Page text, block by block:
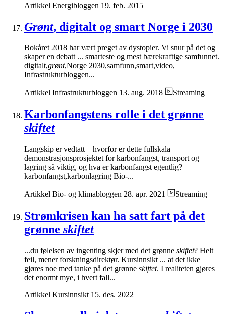
Artikkel Energibloggen 19. feb. 2015
Grønt, digitalt og smart Norge i 2030
Bokåret 2018 har vært preget av dystopier. Vi snur på det og
skaper en debatt ... smarteste og mest bærekraftige samfunnet.
digitalt,grønt,Norge 2030,samfunn,smart,video,
Infrastrukturbloggen...
Artikkel Infrastrukturbloggen 13. aug. 2018 Streaming
Karbonfangstens rolle i det grønne
skiftet
Langskip er vedtatt – hvorfor er dette fullskala
demonstrasjonsprosjektet for karbonfangst, transport og
lagring så viktig, og hva er karbonfangst egentlig?
karbonfangst,karbonlagring Bio-...
Artikkel Bio- og klimabloggen 28. apr. 2021 Streaming
Strømkrisen kan ha satt fart på det
grønne skiftet
...du følelsen av ingenting skjer med det grønne skiftet? Helt
feil, mener forskningsdirektør. Kursinnsikt ... at det ikke
gjøres noe med tanke på det grønne skiftet. I realiteten gjøres
det enormt mye, i hvert fall...
Artikkel Kursinnsikt 15. des. 2022